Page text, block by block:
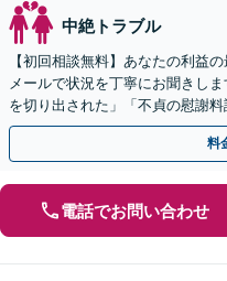
中絶トラブル
【初回相談無料】あなたの利益
メールで状況を丁寧にお聞きし
を切り出された」「不貞の慰謝
【リーズナブルな料金設定】
料
電話でお問い合わせ